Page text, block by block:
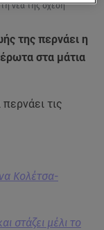
νέα της σχέση
της περνάει η
στα μάτια
τις
Κολέτσα-
στάζει μέλι το